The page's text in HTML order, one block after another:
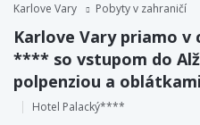
Karlove Vary Pobyty v zahraničí
Karlove Vary priamo
**** so vstupom do
polpenziou a
Hotel Palacký****